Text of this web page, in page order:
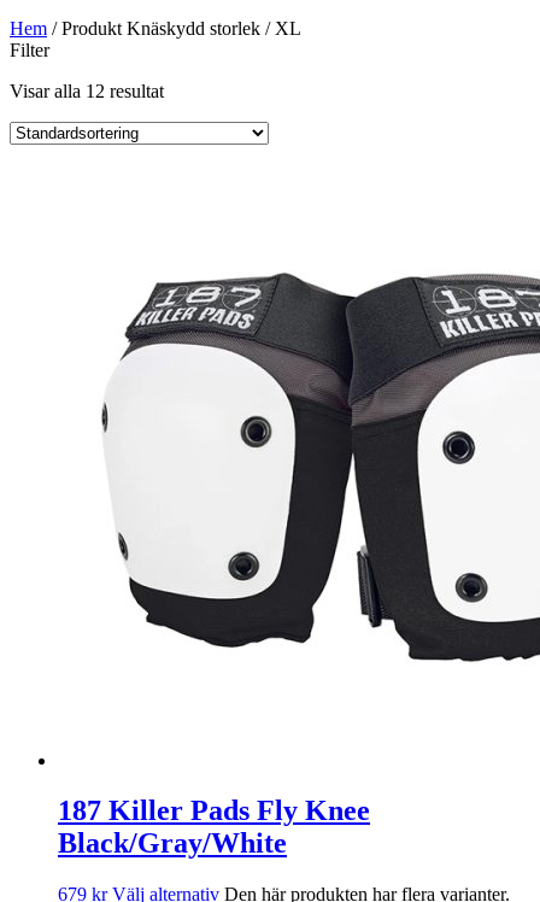
Hem / Produkt Knäskydd storlek / XL
Filter
Visar alla 12 resultat
187 Killer Pads Fly Knee
Black/Gray/White
679 kr Välj alternativ Den här produkten har flera varianter.